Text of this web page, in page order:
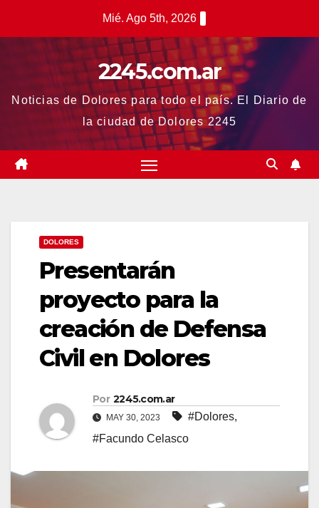
Mié. Ago 5th, 2026
2245.com.ar
Noticias de Dolores para todo el país. El Diario de
la ciudad de Dolores 2245
DOLORES
Presentarán
proyecto para la
creación de Defensa
Civil en Dolores
Por 2245.com.ar
MAY 30, 2023 #Dolores,
#Facundo Celasco